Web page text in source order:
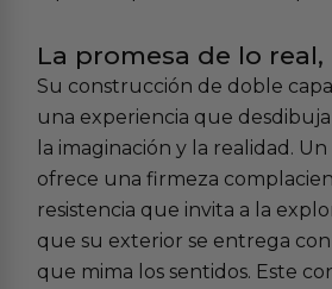
La promesa de lo
Su construcción de doble
una experiencia que
la imaginación y la realidad.
ofrece una firmeza
resistencia que invita a la
que su exterior se entrega
que mima los sentidos. Este